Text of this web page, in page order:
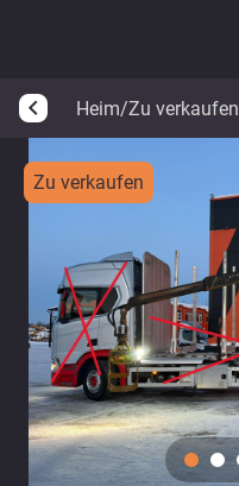
arrow_back_ios Heim/Zu verkaufen
Zu verkaufen